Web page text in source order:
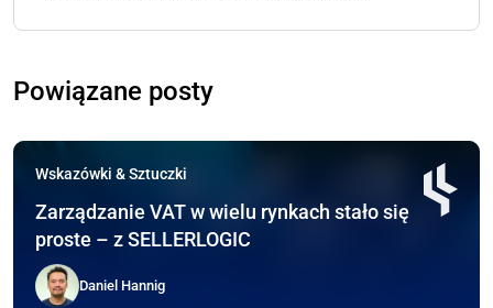
Powiązane posty
Wskazówki & Sztuczki
Zarządzanie VAT w wielu rynkach stało się
proste – z SELLERLOGIC
Daniel Hannig